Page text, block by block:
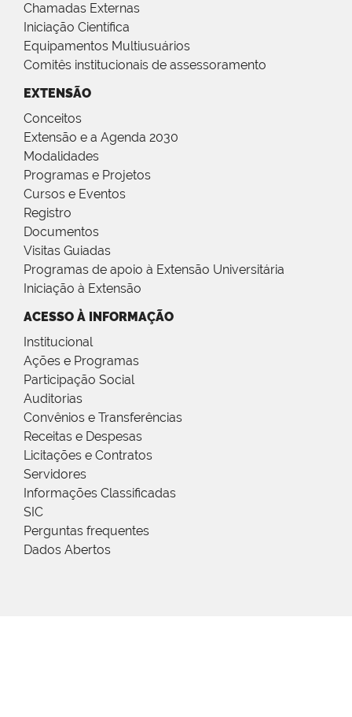
Chamadas Externas
Iniciação Científica
Equipamentos Multiusuários
Comitês institucionais de assessoramento
EXTENSÃO
Conceitos
Extensão e a Agenda 2030
Modalidades
Programas e Projetos
Cursos e Eventos
Registro
Documentos
Visitas Guiadas
Programas de apoio à Extensão Universitária
Iniciação à Extensão
ACESSO À INFORMAÇÃO
Institucional
Ações e Programas
Participação Social
Auditorias
Convênios e Transferências
Receitas e Despesas
Licitações e Contratos
Servidores
Informações Classificadas
SIC
Perguntas frequentes
Dados Abertos